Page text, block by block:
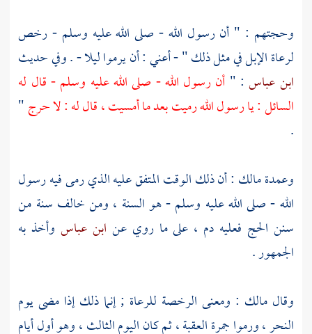
وحجتهم : " أن رسول الله - صلى الله عليه وسلم - رخص
لرعاة الإبل في مثل ذلك " - أعني : أن يرموا ليلا - . وفي حديث
ابن عباس : " أن رسول الله - صلى الله عليه وسلم - قال له
السائل : يا رسول الله رميت بعد ما أمسيت ، قال له : لا حرج"
.
وعمدةمالك : أن ذلك الوقت المتفق عليه الذي رمى فيه رسول
الله - صلى الله عليه وسلم - هو السنة ، ومن خالف سنة من
سنن الحج فعليه دم ، على ما روي عن ابن عباس وأخذ به
الجمهور .
وقالمالك : ومعنى الرخصة للرعاة ; إنما ذلك إذا مضى يوم
النحر ، ورموا جمرة العقبة ، ثم كان اليوم الثالث ، وهو أول أيام